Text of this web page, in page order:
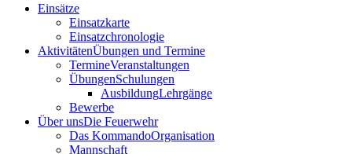
Einsätze
Einsatzkarte
Einsatzchronologie
AktivitätenÜbungen und Termine
TermineVeranstaltungen
ÜbungenSchulungen
AusbildungLehrgänge
Bewerbe
Über unsDie Feuerwehr
Das KommandoOrganisation
Mannschaft